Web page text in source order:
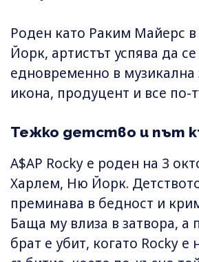
Роден като Раким Майерс
Йорк, артистът успява да
едновременно в музикална
икона, продуцент и все по-
Тежко детство и път
A$AP Rocky е роден на 3
Харлем, Ню Йорк.
преминава в бедност и
Баща му влиза в затвора, а
брат е убит, когато Rocky